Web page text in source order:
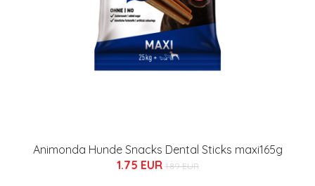
Animonda Hunde Snacks Dental Sticks maxi165g
1.75 EUR 1.89 EUR